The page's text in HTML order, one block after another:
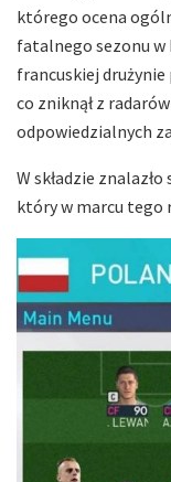
którego ocena
fatalnego sezonu w
francuskiej
co zniknął z
odpowiedzialnych
W składzie
który w marcu tego